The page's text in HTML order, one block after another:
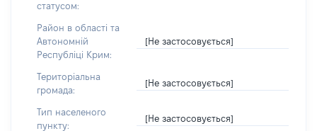
статусом:
Район в області та
Автономній
Республіці Крим:
[Не застосовується]
Територіальна
громада:
[Не застосовується]
Тип населеного
пункту:
[Не застосовується]